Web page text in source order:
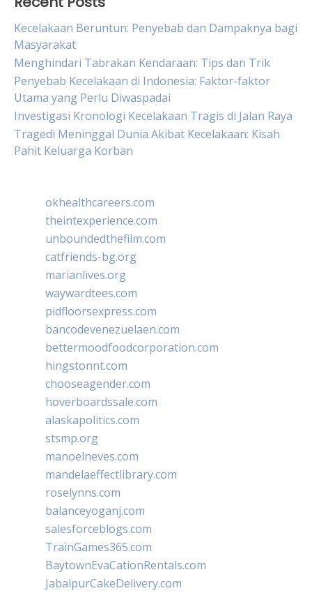
Kecelakaan Beruntun: Penyebab dan Dampaknya bagi
Masyarakat
Menghindari Tabrakan Kendaraan: Tips dan Trik
Penyebab Kecelakaan di Indonesia: Faktor-faktor
Utama yang Perlu Diwaspadai
Investigasi Kronologi Kecelakaan Tragis di Jalan Raya
Tragedi Meninggal Dunia Akibat Kecelakaan: Kisah
Pahit Keluarga Korban
okhealthcareers.com
theintexperience.com
unboundedthefilm.com
catfriends-bg.org
marianlives.org
waywardtees.com
pidfloorsexpress.com
bancodevenezuelaen.com
bettermoodfoodcorporation.com
hingstonnt.com
chooseagender.com
hoverboardssale.com
alaskapolitics.com
stsmp.org
manoelneves.com
mandelaeffectlibrary.com
roselynns.com
balanceyoganj.com
salesforceblogs.com
TrainGames365.com
BaytownEvaCationRentals.com
JabalpurCakeDelivery.com